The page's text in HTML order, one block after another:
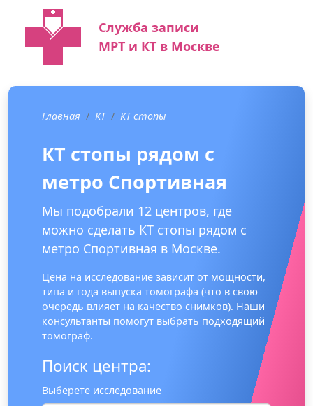
Служба записи
МРТ и КТ в Москве
Главная КТ КТ стопы
КТ стопы рядом с
метро Спортивная
Мы подобрали 12 центров, где
можно сделать КТ стопы рядом с
метро Спортивная в Москве.
Цена на исследование зависит от мощности,
типа и года выпуска томографа (что в свою
очередь влияет на качество снимков). Наши
консультанты помогут выбрать подходящий
томограф.
Поиск центра:
Выберете исследование